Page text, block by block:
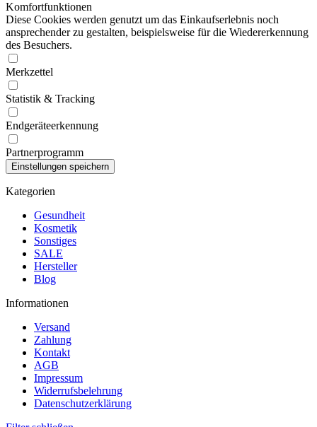
Komfortfunktionen
Diese Cookies werden genutzt um das Einkaufserlebnis noch
ansprechender zu gestalten, beispielsweise für die Wiedererkennung
des Besuchers.
Merkzettel
Statistik & Tracking
Endgeräteerkennung
Partnerprogramm
Kategorien
Gesundheit
Kosmetik
Sonstiges
SALE
Hersteller
Blog
Informationen
Versand
Zahlung
Kontakt
AGB
Impressum
Widerrufsbelehrung
Datenschutzerklärung